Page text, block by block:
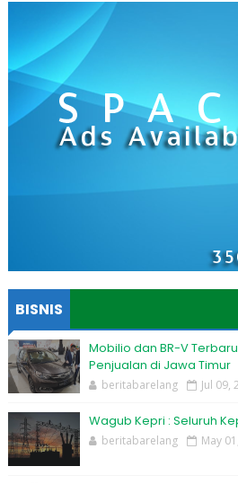
BISNIS
Mobilio dan BR-V
Penjualan di Jawa Timur
beritabarelang Jul 09,
Wagub Kepri : Seluruh
beritabarelang May